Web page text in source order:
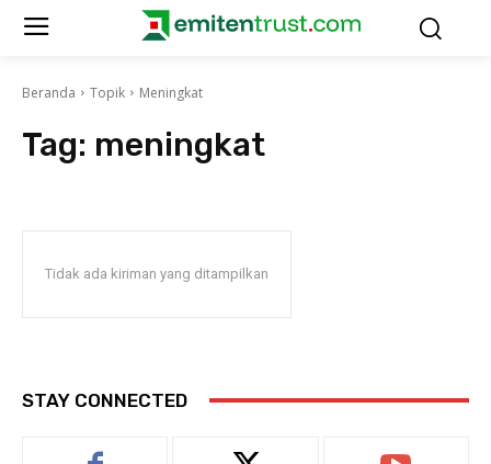
Beranda Topik Meningkat
Tag: meningkat
Tidak ada kiriman yang ditampilkan
STAY CONNECTED